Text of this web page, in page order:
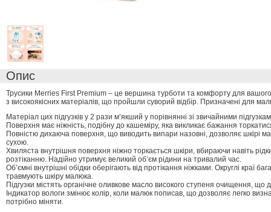
Опис
Трусики Merries First Premium – це вершина турботи та комфорту для вашого
з високоякісних матеріалів, що пройшли суворий відбір. Призначені для
Матеріал цих підгузків у 2 рази м’якший у порівнянні зі звичайними
Поверхня має ніжність, подібну до кашеміру, яка викликає бажання
Повністю дихаюча поверхня, що виводить випари назовні, дозволяє шкірі
сухою.
Хвиляста внутрішня поверхня ніжно торкається шкіри, вбираючи навіть
розтіканню. Надійно утримує великий об’єм рідини на тривалий час.
Об’ємні внутрішні обідки оберігають від протікання ніжками. Округлі краї
травмують шкіру малюка.
Підгузки містять органічне оливкове масло високого ступеня очищення, що
Індикатор вологи змінює колір, коли малюк пописав, що дозволяє легко
потрібно міняти.